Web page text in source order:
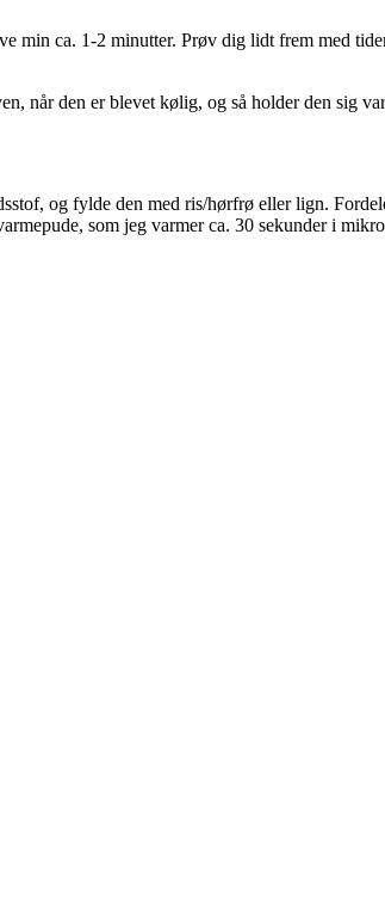
min ca. 1-2 minutter. Prøv dig lidt frem med
når den er blevet kølig, og så holder den sig
og fylde den med ris/hørfrø eller lign.
som jeg varmer ca. 30 sekunder i